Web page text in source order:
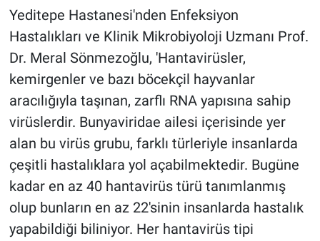
Yeditepe Hastanesi'nden Enfeksiyon
Hastalıkları ve Klinik Mikrobiyoloji Uzmanı Prof.
Dr. Meral Sönmezoğlu, 'Hantavirüsler,
kemirgenler ve bazı böcekçil hayvanlar
aracılığıyla taşınan, zarflı RNA yapısına sahip
virüslerdir. Bunyaviridae ailesi içerisinde yer
alan bu virüs grubu, farklı türleriyle insanlarda
çeşitli hastalıklara yol açabilmektedir. Bugüne
kadar en az 40 hantavirüs türü tanımlanmış
olup bunların en az 22'sinin insanlarda hastalık
yapabildiği biliniyor. Her hantavirüs tipi